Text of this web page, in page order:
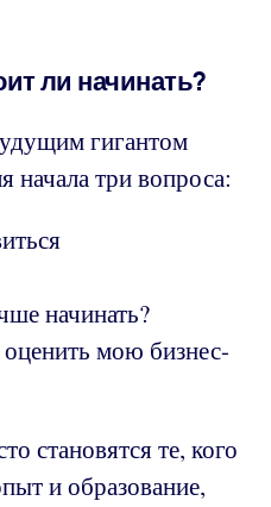
ли начинать?
гигантом
начала три вопроса:
начинать?
мою бизнес-
становятся те, кого
и образование,